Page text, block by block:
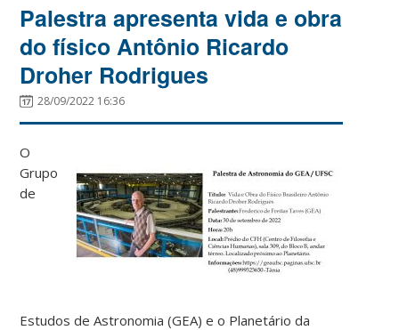
Palestra apresenta vida e obra
do físico Antônio Ricardo
Droher Rodrigues
28/09/2022 16:36
O
Grupo
de
Estudos de Astronomia (GEA) e o Planetário da